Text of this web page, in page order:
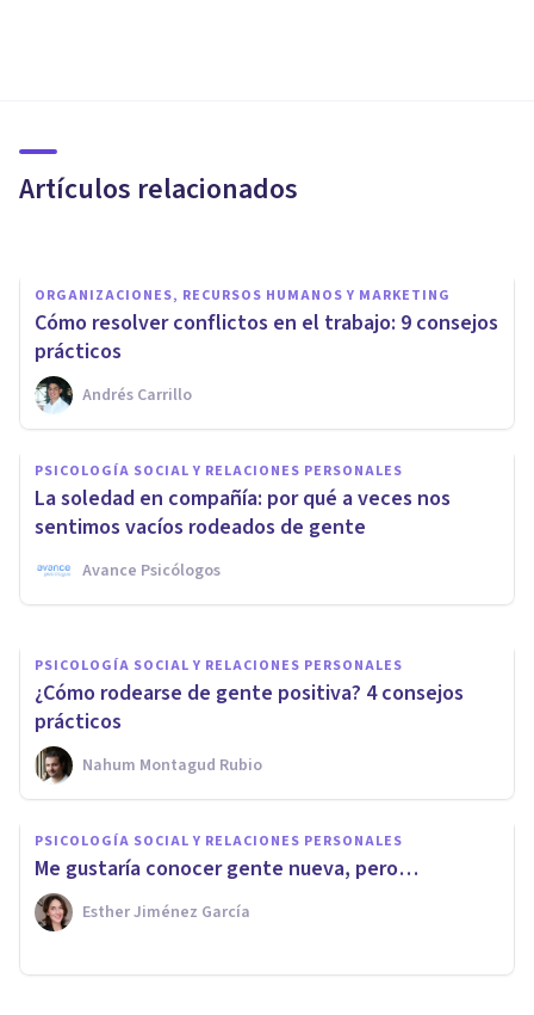
Artículos relacionados
paciente?
ORGANIZACIONES, RECURSOS HUMANOS Y MARKETING
Cómo resolver conflictos en el trabajo: 9 consejos
prácticos
Andrés Carrillo
PSICOLOGÍA SOCIAL Y RELACIONES PERSONALES
La soledad en compañía: por qué a veces nos
sentimos vacíos rodeados de gente
Avance Psicólogos
PSICOLOGÍA SOCIAL Y RELACIONES PERSONALES
¿Cómo hacer amigos después
de un divorcio? 8 consejos
prácticos
Erin Sánchez
PSICOLOGÍA SOCIAL Y RELACIONES PERSONALES
¿Cómo rodearse de gente positiva? 4 consejos
prácticos
Nahum Montagud Rubio
PSICOLOGÍA SOCIAL Y RELACIONES PERSONALES
Me gustaría conocer gente nueva, pero…
Esther Jiménez García